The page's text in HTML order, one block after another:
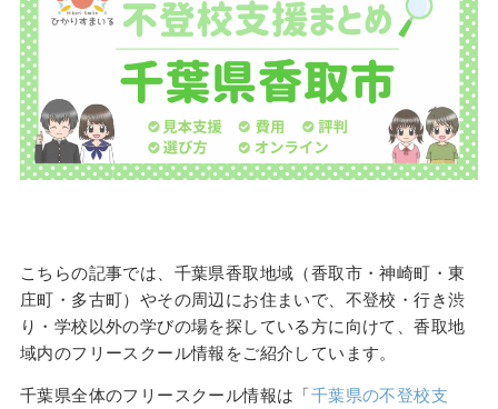
こちらの記事では、千葉県香取地域（香取市・神崎町・東
庄町・多古町）やその周辺にお住まいで、不登校・行き渋
り・学校以外の学びの場を探している方に向けて、香取地
域内のフリースクール情報をご紹介しています。
千葉県全体のフリースクール情報は「千葉県の不登校支